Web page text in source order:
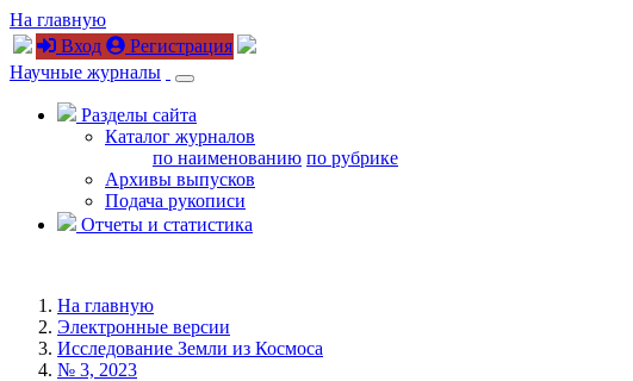
На главную
Вход
Регистрация
Научные журналы
Разделы сайта
Каталог журналов
по наименованию по рубрике
Архивы выпусков
Подача рукописи
Отчеты и статистика
На главную
Электронные версии
Исследование Земли из Космоса
№ 3, 2023